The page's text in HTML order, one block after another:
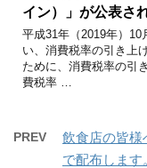
イン）」が公表さ
平成31年（2019年）
い、消費税率の引き上
ために、消費税率の引
費税率 …
PREV
飲食店の皆様
で配布します